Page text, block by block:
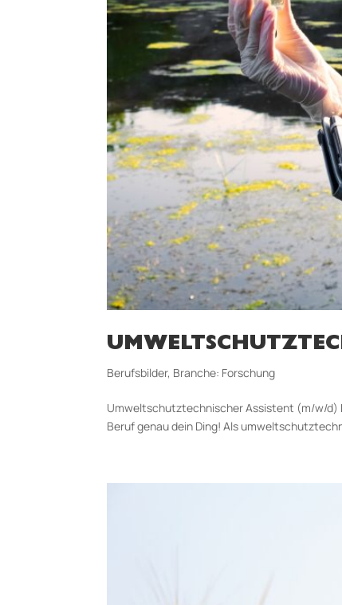
Berufsbilder, Branche: Forschung
Umweltschutztechnischer Assistent (m/w/d)
Beruf genau dein Ding! Als